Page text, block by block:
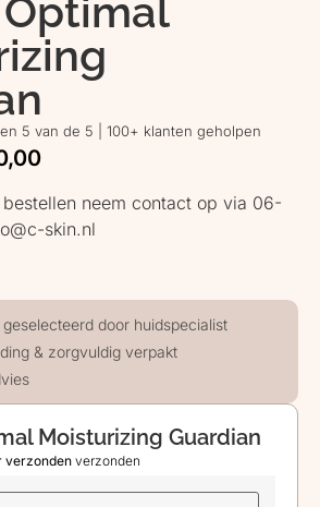
Optimal
5 van de 5 | 100+ klanten geholpen
neem contact op via 06-
skin.nl
door huidspecialist
& zorgvuldig verpakt
Moisturizing Guardian
verzonden verzonden